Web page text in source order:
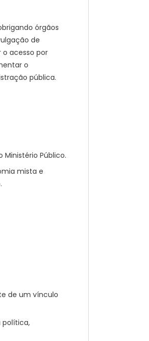
órgãos
de
acesso por
o
pública.
Ministério Público.
mista e
de um vínculo
política,